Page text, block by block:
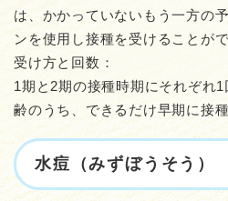
は、かかっていないもう一方の
ンを使用し接種を受けることがで
受け方と回数：
1期と2期の接種時期にそれぞれ
齢のうち、できるだけ早期に接種
水痘（みずぼうそう）